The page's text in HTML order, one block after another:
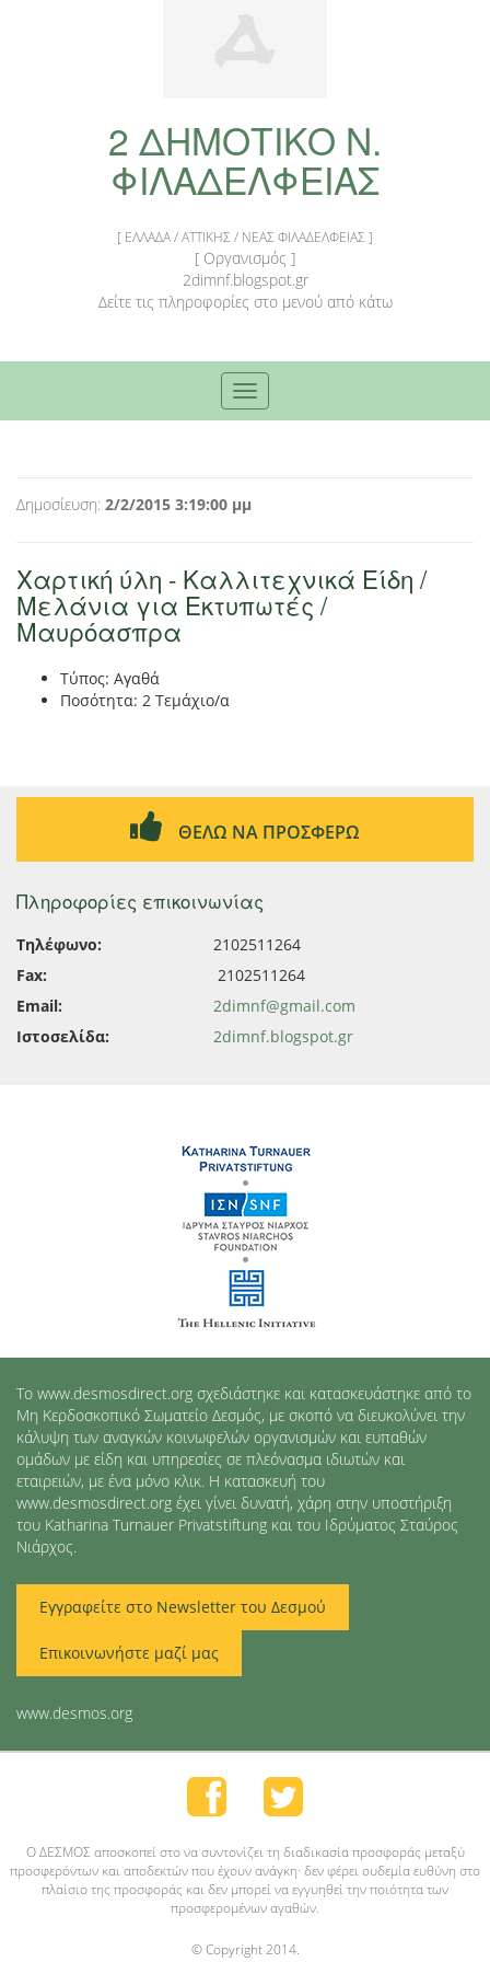
2 ΔΗΜΟΤΙΚΟ Ν.
ΦΙΛΑΔΕΛΦΕΙΑΣ
[ ΕΛΛΑΔΑ / ΑΤΤΙΚΗΣ / ΝΕΑΣ ΦΙΛΑΔΕΛΦΕΙΑΣ ]
[ Οργανισμός ]
2dimnf.blogspot.gr
Δείτε τις πληροφορίες στο μενού από κάτω
Toggle
navigation
Δημοσίευση: 2/2/2015 3:19:00 μμ
Χαρτική ύλη - Καλλιτεχνικά Είδη /
Μελάνια για Εκτυπωτές /
Μαυρόασπρα
Τύπος: Αγαθά
Ποσότητα: 2 Τεμάχιο/α
ΘΕΛΩ ΝΑ ΠΡΟΣΦΕΡΩ
Πληροφορίες επικοινωνίας
Τηλέφωνο:
2102511264
Fax:
2102511264
Email:
2dimnf@gmail.com
Ιστοσελίδα:
2dimnf.blogspot.gr
Το www.desmosdirect.org σχεδιάστηκε και κατασκευάστηκε από το
Μη Κερδοσκοπικό Σωματείο Δεσμός, με σκοπό να διευκολύνει την
κάλυψη των αναγκών κοινωφελών οργανισμών και ευπαθών
ομάδων με είδη και υπηρεσίες σε πλεόνασμα ιδιωτών και
εταιρειών, με ένα μόνο κλικ. Η κατασκευή του
www.desmosdirect.org έχει γίνει δυνατή, χάρη στην υποστήριξη
του Katharina Turnauer Privatstiftung και του Ιδρύματος Σταύρος
Νιάρχος.
Εγγραφείτε στο Newsletter του Δεσμού
Επικοινωνήστε μαζί μας
www.desmos.org
O ΔΕΣΜΟΣ αποσκοπεί στο να συντονίζει τη διαδικασία προσφοράς μεταξύ
προσφερόντων και αποδεκτών που έχουν ανάγκη· δεν φέρει ουδεμία ευθύνη στο
πλαίσιο της προσφοράς και δεν μπορεί να εγγυηθεί την ποιότητα των
προσφερομένων αγαθών.
© Copyright 2014.